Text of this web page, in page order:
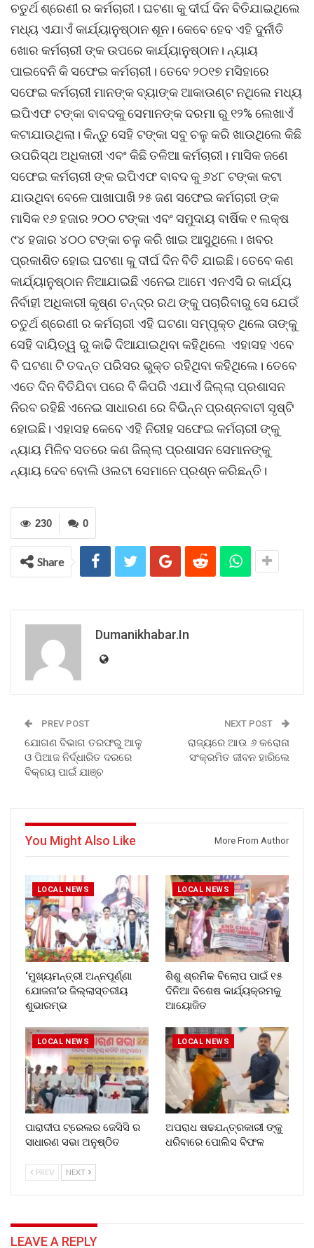
ଚତୁର୍ଥ ଶ୍ରେଣୀ ର କର୍ମଚାରୀ। ଘଟଣା କୁ ଦୀର୍ଘ ଦିନ ବିତିଯାଇଥିଲେ
ମଧ୍ୟ ଏଯାଏଁ କାର୍ଯ୍ୟାନୁଷ୍ଠାନ ଶୂନ। କେବେ ହେବ ଏହି ଦୁର୍ନୀତି
ଖୋର କର୍ମଚାରୀ ଙ୍କ ଉପରେ କାର୍ଯ୍ୟାନୁଷ୍ଠାନ। ନ୍ୟାୟ
ପାଇବେନି କି ସଫେଇ କର୍ମଚାରୀ। ତେବେ ୨୦୧୭ ମସିହାରେ
ସଫେଇ କର୍ମଚାରୀ ମାନଙ୍କ ବ୍ୟାଙ୍କ ଆକାଉଣ୍ଟ ନଥିଲେ ମଧ୍ୟ
ଇପିଏଫ ଟଙ୍କା ବାବଦକୁ ସେମାନଙ୍କ ଦରମା ରୁ ୧୨% ଲେଖାଏଁ
କଟାଯାଉଥିଲା। କିନ୍ତୁ ସେହି ଟଙ୍କା ସବୁ ଚଳୁ କରି ଖାଉଥିଲେ କିଛି
ଉପରିସ୍ଥ ଅଧିକାରୀ ଏବଂ କିଛି ତଳିଆ କର୍ମଚାରୀ। ମାସିକ ଜଣେ
ସଫେଇ କର୍ମଚାରୀ ଙ୍କ ଇପିଏଫ ବାବଦ କୁ ୬୪୮ ଟଙ୍କା କଟା
ଯାଉଥିବା ବେଳେ ପାଖାପାଖି ୨୫ ଜଣ ସଫେଇ କର୍ମଚାରୀ ଙ୍କ
ମାସିକ ୧୬ ହଜାର ୨୦୦ ଟଙ୍କା ଏବଂ ସମୁଦାୟ ବାର୍ଷିକ ୧ ଲକ୍ଷ
୯୪ ହଜାର ୪୦୦ ଟଙ୍କା ଚଳୁ କରି ଖାଇ ଆସୁଥିଲେ। ଖବର
ପ୍ରକାଶିତ ହୋଇ ଘଟଣା କୁ ଦୀର୍ଘ ଦିନ ବିତି ଯାଇଛି। ତେବେ କଣ
କାର୍ଯ୍ୟାନୁଷ୍ଠାନ ନିଆଯାଇଛି ଏନେଇ ଆମେ ଏନଏସି ର କାର୍ଯ୍ୟ
ନିର୍ବାହୀ ଅଧିକାରୀ କୃଷ୍ଣ ଚନ୍ଦ୍ର ରଥ ଙ୍କୁ ପଚାରିବାରୁ ସେ ଯେଉଁ
ଚତୁର୍ଥ ଶ୍ରେଣୀ ର କର୍ମଚାରୀ ଏହି ଘଟଣା ସମ୍ପୃକ୍ତ ଥିଲେ ତାଙ୍କୁ
ସେହି ଦାୟିତ୍ୱ ରୁ କାଢି ଦିଆଯାଇଥିବା କହିଥିଲେ ଏହାସହ ଏବେ
ବି ଘଟଣା ଟି ତଦନ୍ତ ପରିସର ଭୁକ୍ତ ରହିଥିବା କହିଥିଲେ। ତେବେ
ଏତେ ଦିନ ବିତିଯିବା ପରେ ବି କିପରି ଏଯାଏଁ ଜିଲ୍ଲା ପ୍ରଶାସନ
ନିରବ ରହିଛି ଏନେଇ ସାଧାରଣ ରେ ବିଭିନ୍ନ ପ୍ରଶ୍ନବାଚୀ ସୃଷ୍ଟି
ହୋଇଛି। ଏହାସହ କେବେ ଏହି ନିରୀହ ସଫେଇ କର୍ମଚାରୀ ଙ୍କୁ
ନ୍ୟାୟ ମିଳିବ ସତରେ କଣ ଜିଲ୍ଲା ପ୍ରଶାସନ ସେମାନଙ୍କୁ
ନ୍ୟାୟ ଦେବ ବୋଲି ଓଲଟା ସେମାନେ ପ୍ରଶ୍ନ କରିଛନ୍ତି।
0
230
Share
Dumanikhabar.in
PREV POST
ଯୋଗଣ ବିଭାଗ ତରଫରୁ ଆଳୁ
ଓ ପିଆଜ ନିର୍ଦ୍ଧାରିତ ଦରରେ
ବିକ୍ରୟ ପାଇଁ ଯାଞ୍ଚ
NEXT POST
ରାଜ୍ୟରେ ଆଉ ୬ କରୋନା
ସଂକ୍ରମିତ ଜୀବନ ହାରିଲେ
You Might Also Like More From Author
LOCAL NEWS
‘ମୁଖ୍ୟମନ୍ତ୍ରୀ ଅନ୍ନପୂର୍ଣ୍ଣା
ଯୋଜନା’ର ଜିଲ୍ଲାସ୍ତରୀୟ
ଶୁଭାରମ୍ଭ
LOCAL NEWS
ଶିଶୁ ଶ୍ରମିକ ବିଲୋପ ପାଇଁ ୧୫
ଦିନିଆ ବିଶେଷ କାର୍ଯ୍ୟକ୍ରମକୁ
ଆୟୋଜିତ
LOCAL NEWS
ପାରାଦୀପ ଟ୍ରେଲର ଜେସିସି ର
ସାଧାରଣ ସଭା ଅନୁଷ୍ଠିତ
LOCAL NEWS
ଅପରାଧ ଷଢଯନ୍ତ୍ରକାରୀ ଙ୍କୁ
ଧରିବାରେ ପୋଲିସ ବିଫଳ
PREV NEXT
LEAVE A REPLY